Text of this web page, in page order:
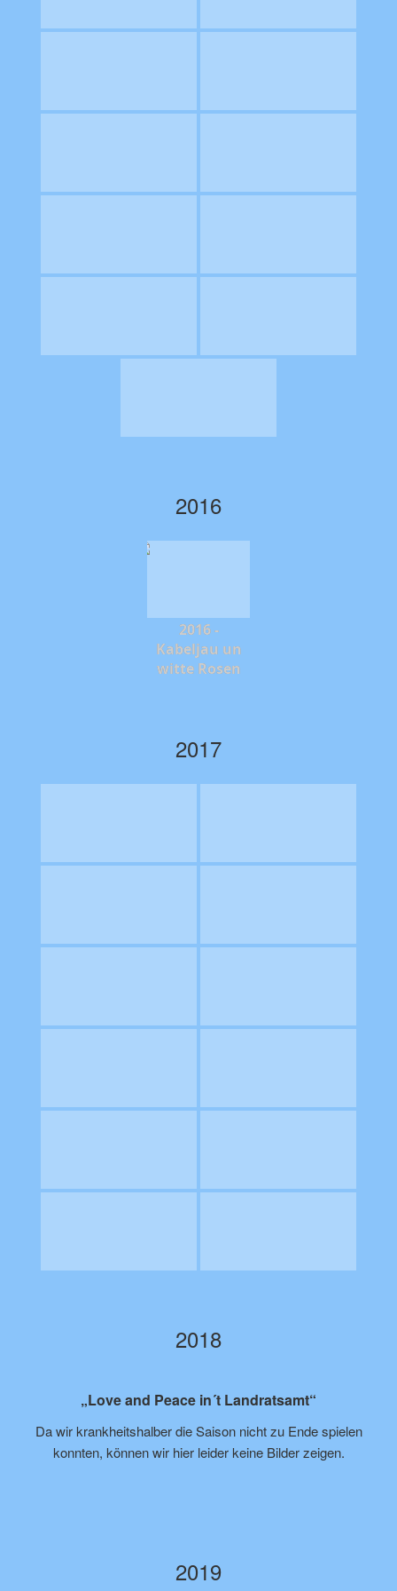
2016
2016 -
Kabeljau un
witte Rosen
2017
2018
„Love and Peace in´t Landratsamt“
Da wir krankheitshalber die Saison nicht zu Ende spielen
konnten, können wir hier leider keine Bilder zeigen.
2019